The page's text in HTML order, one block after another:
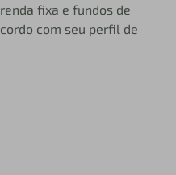
fixa e fundos de
com seu perfil de